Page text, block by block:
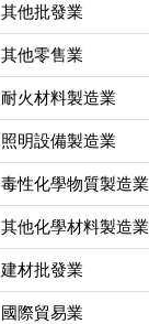
其他批發業
其他零售業
耐火材料製造業
照明設備製造業
毒性化學物質製造業
其他化學材料製造業
建材批發業
國際貿易業